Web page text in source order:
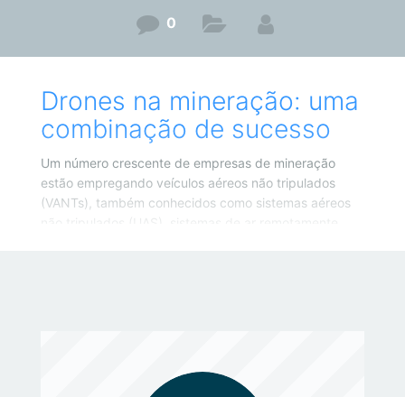
0
Drones na mineração: uma
combinação de sucesso
Um número crescente de empresas de mineração
estão empregando veículos aéreos não tripulados
(VANTs), também conhecidos como sistemas aéreos